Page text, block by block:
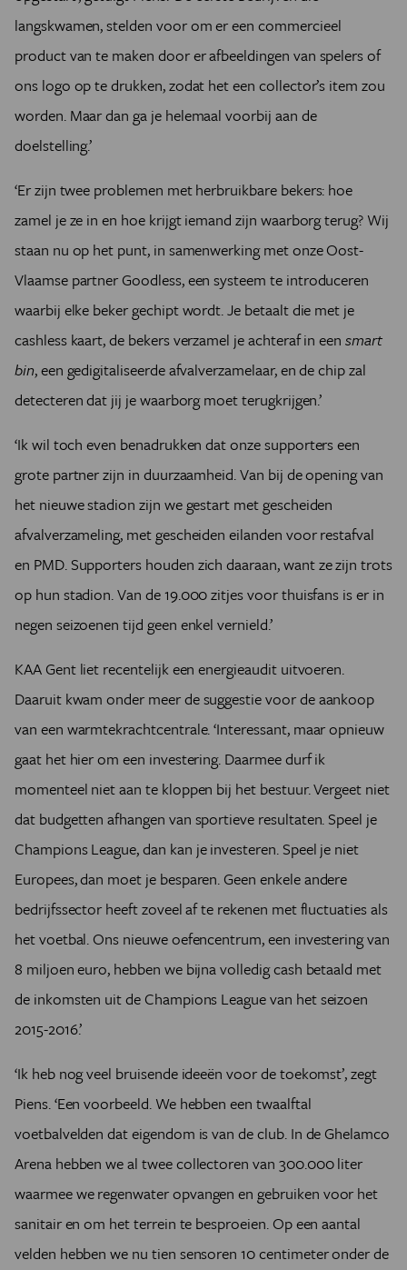
shirts en drinken niet uit wegwerpflessen. Daarnaast
spelkampen.
‘Wij kiezen voor materiaal met het Max Havelaar-
keurmerk’, zegt initiatiefneemster Katty Michielsen,
duurzaamheidsambtenaar bij de gemeente Schoten. ‘Je
moet weten dat de meeste ballen nog altijd gemaakt
onderbetaalde jobs de norm zijn. Ik moet toegeven dat
onze zoektocht naar een geschikt voetbalshirt
merk. Samen met de mensen achter de Cleane Kleren-
campagne hebben we de grote merken er bewust van
willen maken dat de koper wel degelijk waarde hecht
aan ecologisch materiaal, maar meestal kregen we als
antwoord een marketingpraatje. We zijn uiteindelijk
uitgekomen bij het merk Craft, waarmee ook KAA Gent
samenwerkt.’
‘Elk jaar gaan we een beetje verder in ons streven. Af en
toe krijgen we nog wel negatief commentaar omdat we
niet met Select-ballen spelen, de populairste bal in ons
voetbal. Maar we zien verbeteringen. Bij veel clubs kan
je je drinkbus al vullen aan waterverdeeltoestellen.
een coöperatief model zonnepanelen te plaatsen op
hun daken. Helaas moeten we nog altijd afrekenen met
behoudsgezinde reflexen en weerstanden in de raden
van bestuur tegen dit ‘ecologische verhaal’, ook al
merken we toch een positieve evolutie. De stijgende
langskwamen, stelden voor om er een commercieel
product van te maken door er afbeeldingen van spelers of
ons logo op te drukken, zodat het een collector’s item zou
worden. Maar dan ga je helemaal voorbij aan de
doelstelling.’
‘Er zijn twee problemen met herbruikbare bekers: hoe
zamel je ze in en hoe krijgt iemand zijn waarborg terug? Wij
staan nu op het punt, in samenwerking met onze Oost-
Vlaamse partner Goodless, een systeem te introduceren
waarbij elke beker gechipt wordt. Je betaalt die met je
cashless kaart, de bekers verzamel je achteraf in eensmart
bin, een gedigitaliseerde afvalverzamelaar, en de chip zal
detecteren dat jij je waarborg moet terugkrijgen.’
‘Ik wil toch even benadrukken dat onze supporters een
grote partner zijn in duurzaamheid. Van bij de opening van
het nieuwe stadion zijn we gestart met gescheiden
afvalverzameling, met gescheiden eilanden voor restafval
en PMD. Supporters houden zich daaraan, want ze zijn trots
op hun stadion. Van de 19.000 zitjes voor thuisfans is er in
negen seizoenen tijd geen enkel vernield.’
KAA Gent liet recentelijk een energieaudit uitvoeren.
Daaruit kwam onder meer de suggestie voor de aankoop
van een warmtekrachtcentrale. ‘Interessant, maar opnieuw
gaat het hier om een investering. Daarmee durf ik
momenteel niet aan te kloppen bij het bestuur. Vergeet niet
dat budgetten afhangen van sportieve resultaten. Speel je
Champions League, dan kan je investeren. Speel je niet
Europees, dan moet je besparen. Geen enkele andere
bedrijfssector heeft zoveel af te rekenen met fluctuaties als
het voetbal. Ons nieuwe oefencentrum, een investering van
8 miljoen euro, hebben we bijna volledig cash betaald met
de inkomsten uit de Champions ­League van het seizoen
2015-2016.’
‘Ik heb nog veel bruisende ideeën voor de toekomst’, zegt
Piens. ‘Een voorbeeld. We hebben een twaalftal
voetbalvelden dat eigendom is van de club. In de Ghelamco
Arena hebben we al twee collectoren van 300.000 liter
waarmee we regenwater opvangen en gebruiken voor het
sanitair en om het terrein te besproeien. Op een aantal
velden hebben we nu tien sensoren 10 centimeter onder de